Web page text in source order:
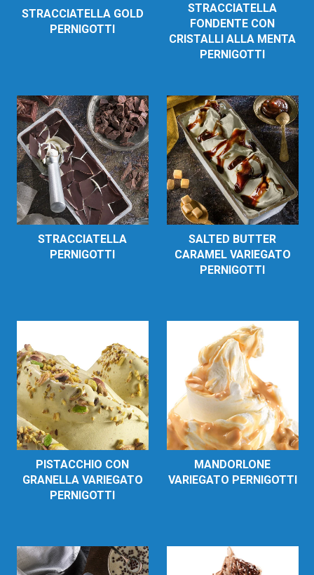
STRACCIATELLA GOLD
PERNIGOTTI
STRACCIATELLA
FONDENTE CON
CRISTALLI ALLA MENTA
PERNIGOTTI
STRACCIATELLA
PERNIGOTTI
SALTED BUTTER
CARAMEL VARIEGATO
PERNIGOTTI
PISTACCHIO CON
GRANELLA VARIEGATO
PERNIGOTTI
MANDORLONE
VARIEGATO PERNIGOTTI